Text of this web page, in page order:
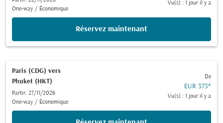
One-way / Économique
Vu(s) : 1 jour il y a
Réservez maintenant
Paris (CDG) vers
Phuket (HKT)
Partir: 27/11/2026
One-way / Économique
De
EUR 373*
Vu(s) : 1 jour il y a